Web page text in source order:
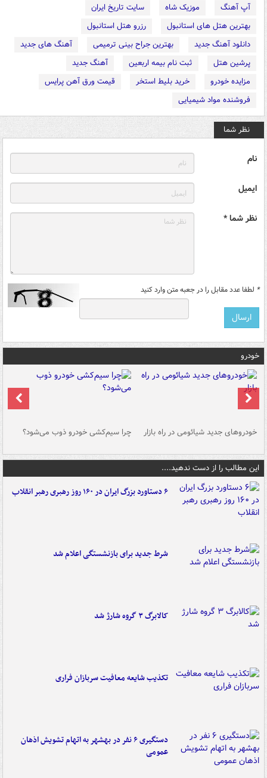
آپ آهنگ موزیک شاه
سایت تاریخ ایران
بهترین هتل های استانبول
رزرو هتل استانبول
دانلود آهنگ جدید
بهترین جراح بینی ترمیمی
آهنگ های جدید
پرشین هتل
ثبت نام بیمه اربعین
آهنگ جدید
مزایده خودرو
خرید بلیط استخر
قیمت ورق آهن پرایس
فروشنده مواد شیمیایی
نظر شما
نام
ایمیل
نظر شما *
* لطفا عدد مقابل را در جعبه متن وارد کنید
خودرو
خودروهای جدید شیائومی در راه بازار چرا سیم‌کشی خودرو ذوب می‌شود؟
این مطالب را از دست ندهید....
۶ دستاورد بزرگ ایران در ۱۶۰ روز رهبری رهبر انقلاب
شرط جدید برای بازنشستگی اعلام شد
کالابرگ ۳ گروه شارژ شد
تکذیب شایعه معافیت سربازان فراری
دستگیری ۶ نفر در بهشهر به اتهام تشویش اذهان
عمومی